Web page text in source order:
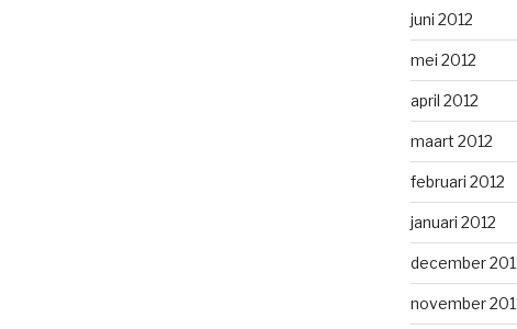
juni 2012
mei 2012
april 2012
maart 2012
februari 2012
januari 2012
december
november